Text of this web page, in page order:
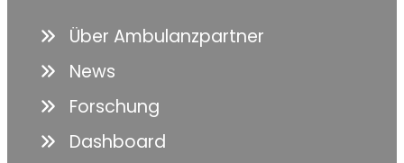
Über Ambulanzpartner
News
Forschung
Dashboard